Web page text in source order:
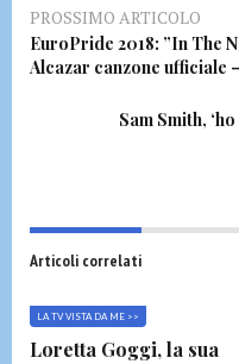
PROSSIMO ARTICOLO
EuroPride 2018: ”In The
Alcazar canzone ufficiale
Sam Smith,
Articoli correlati
LA TV VISTA DA ME >>
Loretta Goggi, la sua